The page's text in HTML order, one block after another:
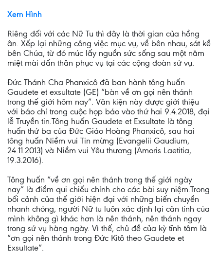
Xem Hình
Riêng đối với các Nữ Tu thì đây là thời gian của hồng
ân. Xếp lại những công việc mục vụ, về bên nhau, sát kề
bên Chúa, từ đó múc lấy nguồn sức sống sau một năm
miệt mài dấn thân phục vụ tại các cộng đoàn sứ vụ.
Đức Thánh Cha Phanxicô đã ban hành tông huấn
Gaudete et exsultate (GE) “bàn về ơn gọi nên thánh
trong thế giới hôm nay”. Văn kiện này được giới thiệu
với báo chí trong cuộc họp báo vào thứ hai 9.4.2018, đại
lễ Truyền tin.Tông huấn Gaudete et Exsultate là tông
huấn thứ ba của Đức Giáo Hoàng Phanxicô, sau hai
tông huấn Niềm vui Tin mừng (Evangelii Gaudium,
24.11.2013) và Niềm vui Yêu thương (Amoris Laetitia,
19.3.2016).
Tông huấn “về ơn gọi nên thánh trong thế giới ngày
nay” là điểm qui chiếu chính cho các bài suy niệm.Trong
bối cảnh của thế giới hiện đại với những biến chuyển
nhanh chóng, người Nữ tu luôn xác định lại căn tính của
mình không gì khác hơn là nên thánh, nên thánh ngay
trong sứ vụ hàng ngày. Vì thế, chủ đề của kỳ tĩnh tâm là
“ơn gọi nên thánh trong Đức Kitô theo Gaudete et
Exsultate”.